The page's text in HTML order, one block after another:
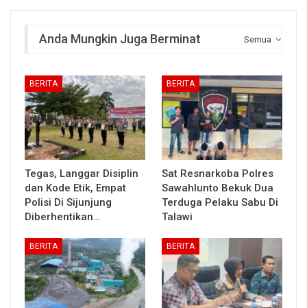
Semua
Anda Mungkin Juga Berminat
BERITA
Tegas, Langgar Disiplin
dan Kode Etik, Empat
Polisi Di Sijunjung
Diberhentikan…
BERITA
Sat Resnarkoba Polres
Sawahlunto Bekuk Dua
Terduga Pelaku Sabu Di
Talawi
BERITA BERITA